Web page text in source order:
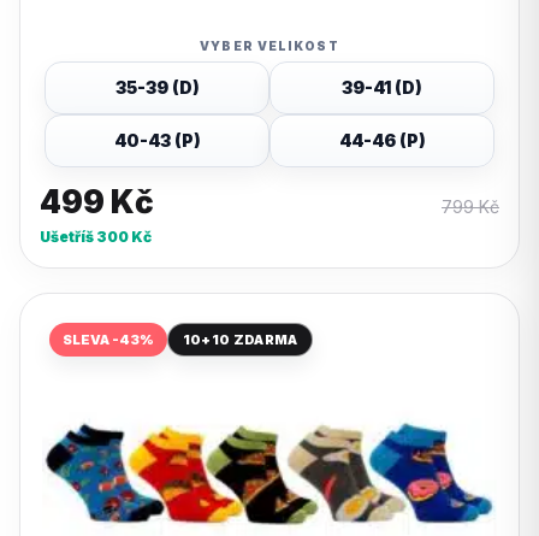
VYBER VELIKOST
35-39 (D) 39-41 (D)
40-43 (P) 44-46 (P)
499 Kč 799Kč
Ušetříš 300 Kč
SLEVA -43% 10+10 ZDARMA